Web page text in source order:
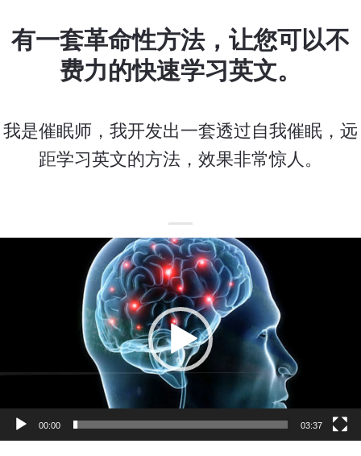
有一套革命性方法，让您可以不
费力的快速学习英文。
我是催眠师，我开发出一套透过自我催眠，远
距学习英文的方法，效果非常惊人。
Lecteur
vidéo
00:00 03:37